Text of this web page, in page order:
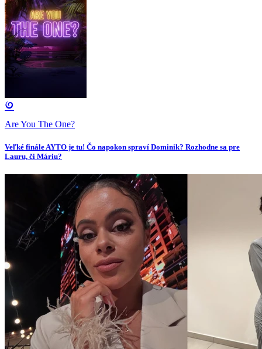
Are You The One?
Veľké finále AYTO je tu! Čo napokon spraví Dominik? Rozhodne sa pre
Lauru, či Máriu?